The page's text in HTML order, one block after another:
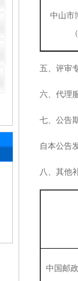
中山市
（
五、评审
六、代理
七、 公告
自本公告
八、其他
中国邮